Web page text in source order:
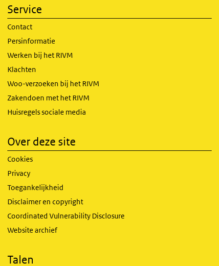
Service
Contact
Persinformatie
Werken bij het RIVM
Klachten
Woo-verzoeken bij het RIVM
Zakendoen met het RIVM
Huisregels sociale media
Over deze site
Cookies
Privacy
Toegankelijkheid
Disclaimer en copyright
Coordinated Vulnerability Disclosure
Website archief
Talen